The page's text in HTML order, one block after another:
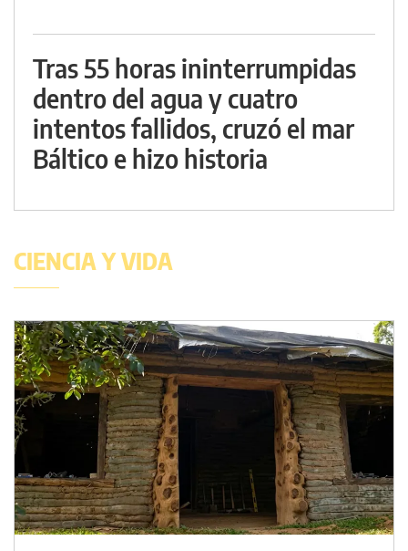
Tras 55 horas ininterrumpidas
dentro del agua y cuatro
intentos fallidos, cruzó el mar
Báltico e hizo historia
CIENCIA Y VIDA